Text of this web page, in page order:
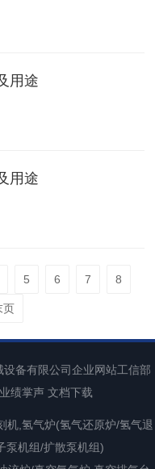
用途
用途
5 6 7 8
页
备有限公司企业网站工信部
业绩掌声 文档下载
机,氢气炉(氢气还原炉/氢气退
泵机组/扩散泵机组)